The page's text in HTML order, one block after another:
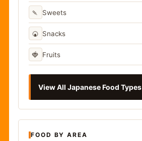
🍡 Sweets
🍘 Snacks
🍓 Fruits
View All Japanese Food Types
FOOD BY AREA